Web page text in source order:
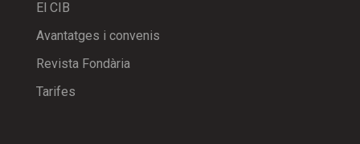
El CIB
Avantatges i convenis
Revista Fondària
Tarifes